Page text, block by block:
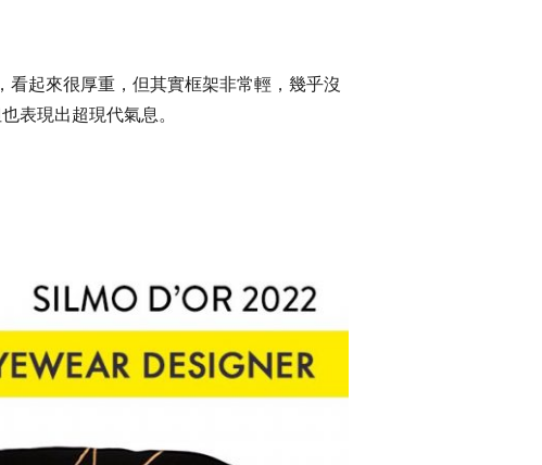
起來很厚重，但其實框架非常輕，幾乎沒
表現出超現代氣息。